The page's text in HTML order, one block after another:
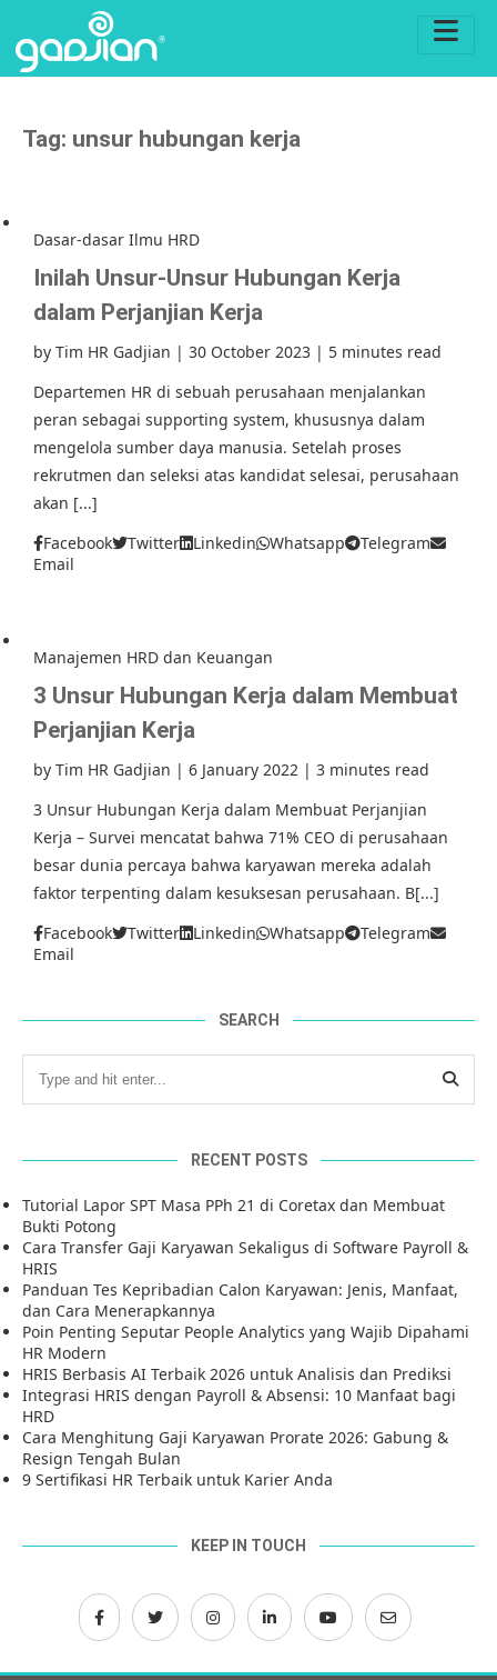
Tag: unsur hubungan kerja
Dasar-dasar Ilmu HRD
Inilah Unsur-Unsur Hubungan Kerja
dalam Perjanjian Kerja
by Tim HR Gadjian | 30 October 2023 | 5 minutes read
Departemen HR di sebuah perusahaan menjalankan
peran sebagai supporting system, khususnya dalam
mengelola sumber daya manusia. Setelah proses
rekrutmen dan seleksi atas kandidat selesai, perusahaan
akan [...]
Facebook
Twitter Linkedin Whatsapp
Telegram
Email
Manajemen HRD dan Keuangan
3 Unsur Hubungan Kerja dalam Membuat
Perjanjian Kerja
by Tim HR Gadjian | 6 January 2022 | 3 minutes read
3 Unsur Hubungan Kerja dalam Membuat Perjanjian
Kerja – Survei mencatat bahwa 71% CEO di perusahaan
besar dunia percaya bahwa karyawan mereka adalah
faktor terpenting dalam kesuksesan perusahaan. B[...]
Facebook
Twitter Linkedin Whatsapp
Telegram
Email
SEARCH
RECENT POSTS
Tutorial Lapor SPT Masa PPh 21 di Coretax dan Membuat
Bukti Potong
Cara Transfer Gaji Karyawan Sekaligus di Software Payroll &
HRIS
Panduan Tes Kepribadian Calon Karyawan: Jenis, Manfaat,
dan Cara Menerapkannya
Poin Penting Seputar People Analytics yang Wajib Dipahami
HR Modern
HRIS Berbasis AI Terbaik 2026 untuk Analisis dan Prediksi
Integrasi HRIS dengan Payroll & Absensi: 10 Manfaat bagi
HRD
Cara Menghitung Gaji Karyawan Prorate 2026: Gabung &
Resign Tengah Bulan
9 Sertifikasi HR Terbaik untuk Karier Anda
KEEP IN TOUCH